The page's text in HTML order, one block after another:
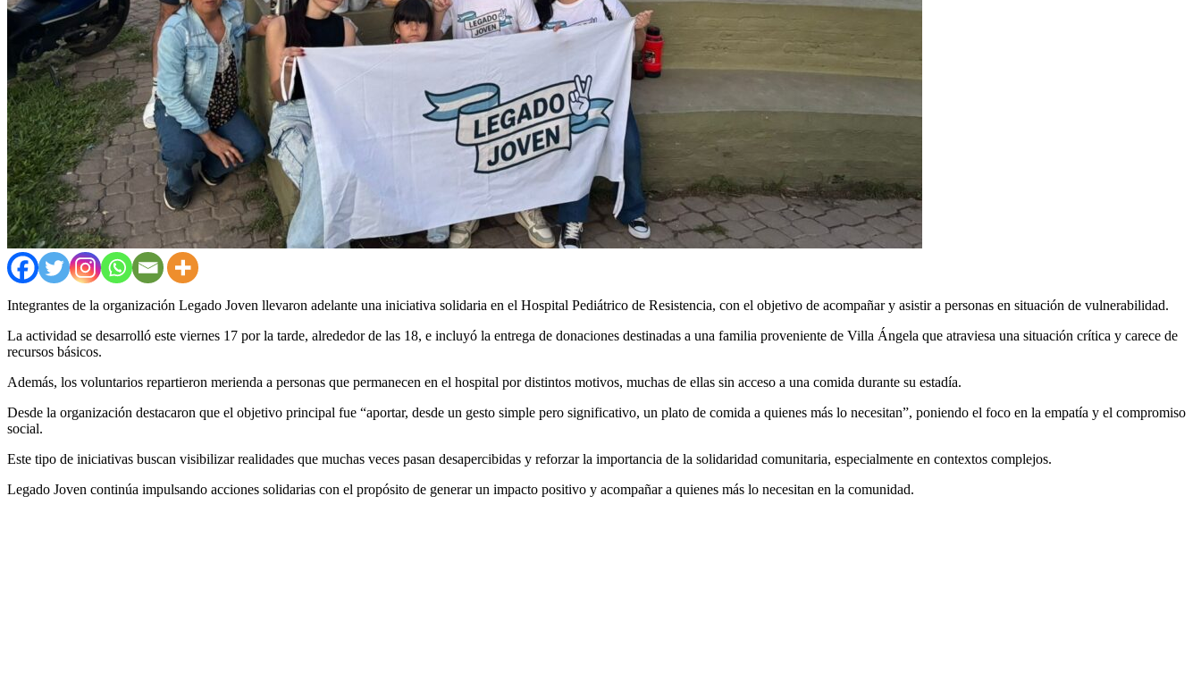
Integrantes de la organización Legado Joven llevaron adelante una iniciativa solidaria en el Hospital Pediátrico de Resistencia, con el objetivo de acompañar y asistir a personas en situación de vulnerabilidad.
La actividad se desarrolló este viernes 17 por la tarde, alrededor de las 18, e incluyó la entrega de donaciones destinadas a una familia proveniente de Villa Ángela que atraviesa una situación crítica y carece de
recursos básicos.
Además, los voluntarios repartieron merienda a personas que permanecen en el hospital por distintos motivos, muchas de ellas sin acceso a una comida durante su estadía.
Desde la organización destacaron que el objetivo principal fue “aportar, desde un gesto simple pero significativo, un plato de comida a quienes más lo necesitan”, poniendo el foco en la empatía y el compromiso
social.
Este tipo de iniciativas buscan visibilizar realidades que muchas veces pasan desapercibidas y reforzar la importancia de la solidaridad comunitaria, especialmente en contextos complejos.
Legado Joven continúa impulsando acciones solidarias con el propósito de generar un impacto positivo y acompañar a quienes más lo necesitan en la comunidad.